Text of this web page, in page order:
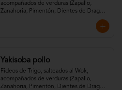
acompañados de verduras (Zapallo,
Zanahoria, Pimentón, Dientes de Dragón)
aderezados con especias de la casa, salsa
Yakisoba pollo
Fideos de Trigo, salteados al Wok,
acompañados de verduras (Zapallo,
Zanahoria, Pimentón, Dientes de Dragón)